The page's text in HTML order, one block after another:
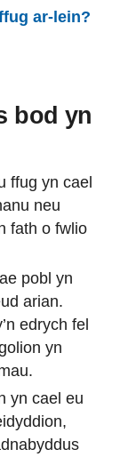
ar-lein?
bod yn
ffug yn cael
neu
fath o fwlio
pobl yn
arian.
edrych fel
yn
yn cael eu